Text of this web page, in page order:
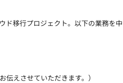
ド移行プロジェクト。以下の業務を中
伝えさせていただきます。）